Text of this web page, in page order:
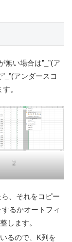
無い場合は”_”(ア
アンダースコ
。
2
、それをコピー
るかオートフィ
します。
るので、K列を